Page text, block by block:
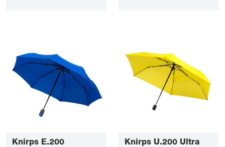
Knirps E.200
Knirps U.200 Ultra